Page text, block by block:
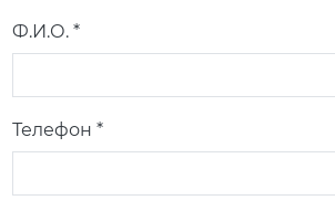
Ф.И.О. *
Телефон *